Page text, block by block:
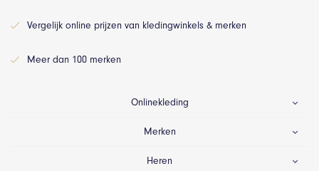
Vergelijk online prijzen van kledingwinkels & merken
Meer dan 100 merken
Onlinekleding
Merken
Heren